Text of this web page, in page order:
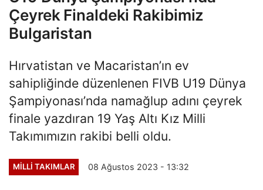
Çeyrek Finaldeki Rakibimiz
Bulgaristan
Hırvatistan ve Macaristan’ın ev
sahipliğinde düzenlenen FIVB U19 Dünya
Şampiyonası’nda namağlup adını çeyrek
finale yazdıran 19 Yaş Altı Kız Milli
Takımımızın rakibi belli oldu.
MILLI TAKIMLAR 08 Ağustos 2023 - 13:32